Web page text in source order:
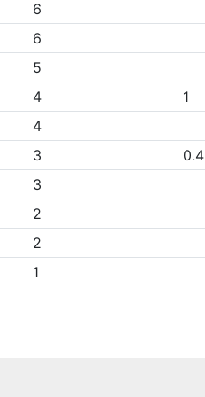
6
6
5
4
1
4
3
0.4
3
2
2
1